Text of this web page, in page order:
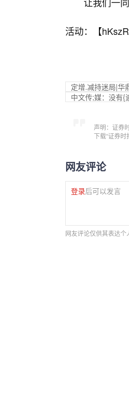
活动：【
定增.减持迷局|华
中文传;媒：没有{
声明：证券
下载“证券
网友评论
登录后可以发言
网友评论仅供其表达